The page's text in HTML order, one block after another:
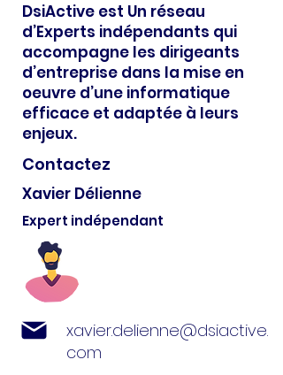
DsiActive est Un réseau
d’Experts indépendants qui
accompagne les dirigeants
d’entreprise dans la mise en
oeuvre d’une informatique
efficace et adaptée à leurs
enjeux.
Contactez
Xavier Délienne
Expert indépendant
xavier.delienne@dsiactive.
com